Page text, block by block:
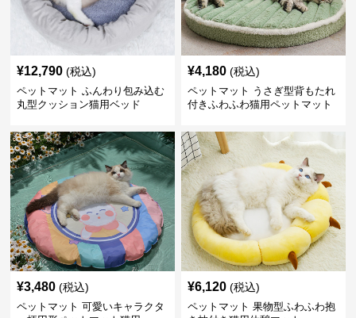
¥12,790 (税込)
ペットマット ふんわり包み込む
丸型クッション猫用ベッド
¥4,180 (税込)
ペットマット うさぎ型背もたれ
付きふわふわ猫用ペットマット
¥3,480 (税込)
ペットマット 可愛いキャラクタ
¥6,120 (税込)
ペットマット 果物型ふわふわ抱